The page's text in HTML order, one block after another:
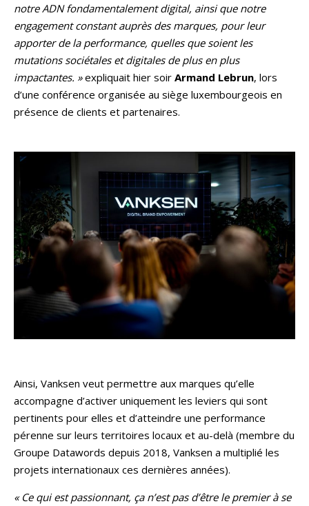
notre ADN fondamentalement digital, ainsi que notre
engagement constant auprès des marques, pour leur
apporter de la performance, quelles que soient les
mutations sociétales et digitales de plus en plus
impactantes. »expliquait hier soir Armand Lebrun, lors
d’une conférence organisée au siège luxembourgeois en
présence de clients et partenaires.
Ainsi, Vanksen veut permettre aux marques qu’elle
accompagne d’activer uniquement les leviers qui sont
pertinents pour elles et d’atteindre une performance
pérenne sur leurs territoires locaux et au-delà (membre du
Groupe Datawords depuis 2018, Vanksen a multiplié les
projets internationaux ces dernières années).
« Ce qui est passionnant, ça n’est pas d’être le premier à se